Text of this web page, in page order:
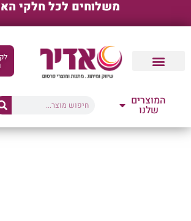
משלוחים לכל חלקי
המוצרים
שלנו